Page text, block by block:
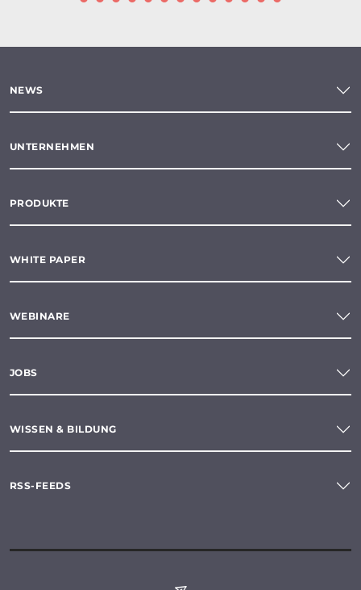
NEWS
UNTERNEHMEN
PRODUKTE
WHITE PAPER
WEBINARE
JOBS
WISSEN & BILDUNG
RSS-FEEDS